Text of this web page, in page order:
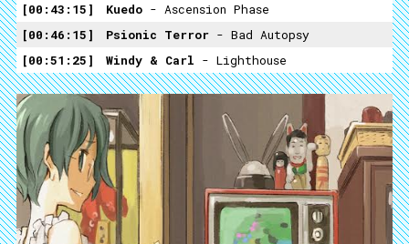
00:43:15
Kuedo - Ascension Phase
00:46:15
Psionic Terror - Bad Autopsy
00:51:25
Windy & Carl - Lighthouse